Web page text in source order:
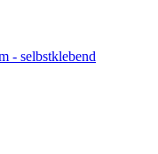
- selbstklebend